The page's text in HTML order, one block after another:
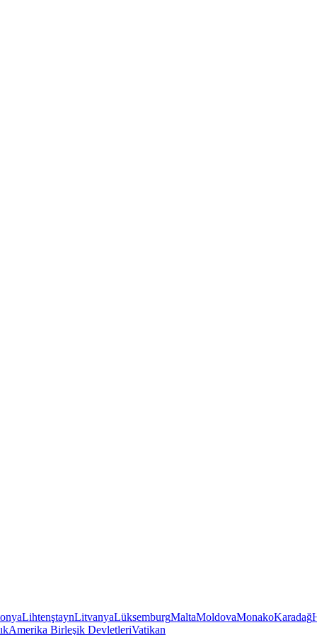
LihtenştaynLitvanyaLüksemburgMaltaMoldovaMonakoKaradağ
Amerika Birleşik DevletleriVatikan